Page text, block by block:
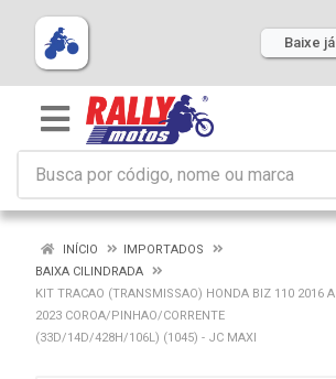
Baixe
INÍCIO
IMPORTADOS
BAIXA CILINDRADA
KIT TRACAO (TRANSMISSAO) HONDA BIZ 110 2016 A
2023 COROA/PINHAO/CORRENTE
(33D/14D/428H/106L) (1045) - JC MAXI